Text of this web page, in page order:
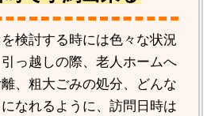
検討する時には色々な状況
っ越しの際、老人ホームへ
、粗大ごみの処分、どんな
なれるように、訪問日時は